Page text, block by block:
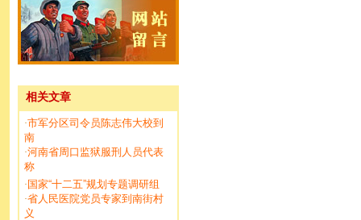
相关文章
·市军分区司令员陈志伟大校到
南
·河南省周口监狱服刑人员代表
称
· 国家“十二五”规划专题调研组
·省人民医院党员专家到南街村
义